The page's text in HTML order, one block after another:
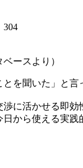
304
ースより）
を聞いた」と
に活かせる即
から使える実